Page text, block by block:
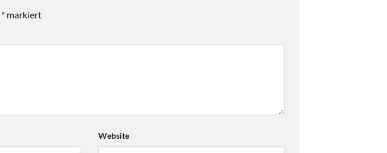
* markiert
Website